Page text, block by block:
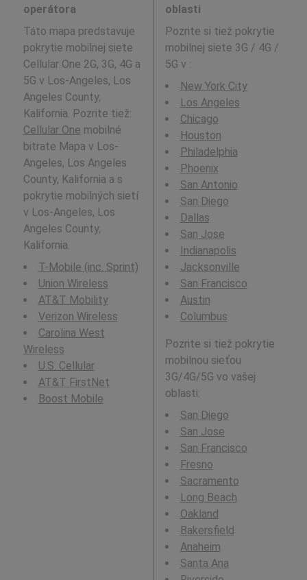
operátora
Táto mapa predstavuje
pokrytie mobilnej siete
Cellular One 2G, 3G, 4G a
5G v Los-Angeles, Los
Angeles County,
Kalifornia. Pozrite tiež:
Cellular One mobilné
bitrate Mapa v Los-
Angeles, Los Angeles
County, Kalifornia a s
pokrytie mobilných sietí
v Los-Angeles, Los
Angeles County,
Kalifornia.
T-Mobile (inc. Sprint)
Union Wireless
AT&T Mobility
Verizon Wireless
Carolina West
Wireless
U.S. Cellular
AT&T FirstNet
Boost Mobile
oblasti
Pozrite si tiež pokrytie
mobilnej siete 3G / 4G /
5G v :
New York City
Los Angeles
Chicago
Houston
Philadelphia
Phoenix
San Antonio
San Diego
Dallas
San Jose
Indianapolis
Jacksonville
San Francisco
Austin
Columbus
Pozrite si tiež pokrytie
mobilnou sieťou
3G/4G/5G vo vašej
oblasti:
San Diego
San Jose
San Francisco
Fresno
Sacramento
Long Beach
Oakland
Bakersfield
Anaheim
Santa Ana